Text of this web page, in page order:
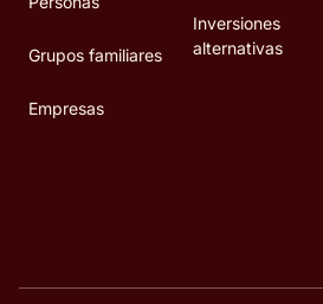
Grupos familiares
Empresas
Inversiones
alternativas